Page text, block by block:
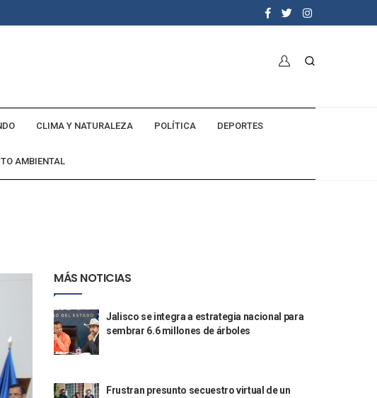
CLIMA Y NATURALEZA POLÍTICA DEPORTES
AMBIENTAL
MÁS NOTICIAS
Jalisco se integra a estrategia nacional para
sembrar 6.6 millones de árboles
Frustran presunto secuestro virtual de un